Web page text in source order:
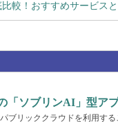
較！おすすめサービス
ソブリンAI」型ア
ブリッククラウドを利用す